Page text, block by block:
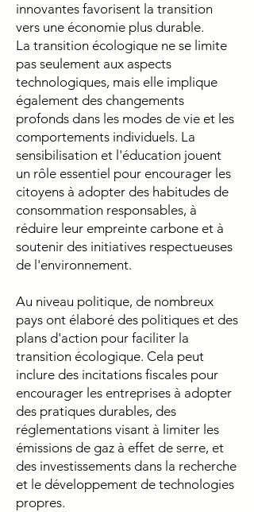
innovantes favorisent la transition
vers une économie plus durable.
La transition écologique ne se limite
pas seulement aux aspects
technologiques, mais elle implique
également des changements
profonds dans les modes de vie et les
comportements individuels. La
sensibilisation et l'éducation jouent
un rôle essentiel pour encourager les
citoyens à adopter des habitudes de
consommation responsables, à
réduire leur empreinte carbone et à
soutenir des initiatives respectueuses
de l'environnement.
Au niveau politique, de nombreux
pays ont élaboré des politiques et des
plans d'action pour faciliter la
transition écologique. Cela peut
inclure des incitations fiscales pour
encourager les entreprises à adopter
des pratiques durables, des
réglementations visant à limiter les
émissions de gaz à effet de serre, et
des investissements dans la recherche
et le développement de technologies
propres.